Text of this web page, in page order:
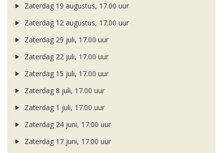
Zaterdag 19 augustus, 17.00 uur
Zaterdag 12 augustus, 17.00 uur
Zaterdag 29 juli, 17.00 uur
Zaterdag 22 juli, 17.00 uur
Zaterdag 15 juli, 17.00 uur
Zaterdag 8 juli, 17.00 uur
Zaterdag 1 juli, 17.00 uur
Zaterdag 24 juni, 17.00 uur
Zaterdag 17 juni, 17.00 uur